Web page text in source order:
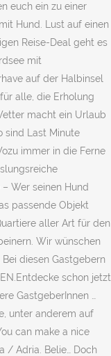
euch ein zu einer
Hund. Lust auf einen
Reise-Deal geht es
mit
auf der Halbinsel
alle, die Erholung
macht ein Urlaub
sind Last Minute
immer in die Ferne
Wer seinen Hund
passende Objekt
aller Art für den
Wir wünschen
diesen Gastgebern
schon jetzt
GastgeberInnen …
unter anderem auf
can make a nice
/ Adria. Belie… Doch